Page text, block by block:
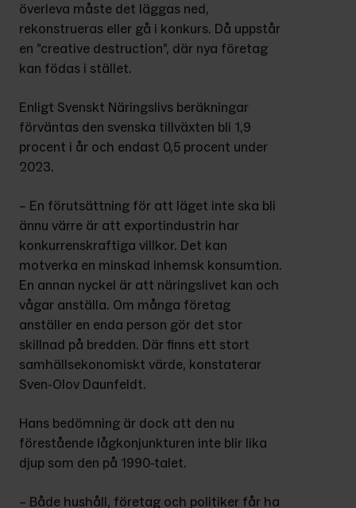
överleva måste det läggas ned,
rekonstrueras eller gå i konkurs. Då uppstår
en ”creative destruction”, där nya företag
kan födas i stället.
Enligt Svenskt Näringslivs beräkningar
förväntas den svenska tillväxten bli 1,9
procent i år och endast 0,5 procent under
2023.
– En förutsättning för att läget inte ska bli
ännu värre är att exportindustrin har
konkurrenskraftiga villkor. Det kan
motverka en minskad inhemsk konsumtion.
En annan nyckel är att näringslivet kan och
vågar anställa. Om många företag
anställer en enda person gör det stor
skillnad på bredden. Där finns ett stort
samhällsekonomiskt värde, konstaterar
Sven-Olov Daunfeldt.
Hans bedömning är dock att den nu
förestående lågkonjunkturen inte blir lika
djup som den på 1990-talet.
– Både hushåll, företag och politiker får ha